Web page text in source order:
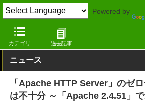
Powered by
カテゴリ 過去記事
窓の杜 セキュリティ
ニュース
「Apache HTTP Server」のゼ
は不十分 ～「Apache 2.4.51」